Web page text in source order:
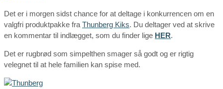
Det er i morgen sidst chance for at deltage i konkurrencen om en
valgfri produktpakke fra Thunberg Kiks. Du deltager ved at skrive
en kommentar til indlægget, som du finder lige HER.
Det er rugbrød som simpelthen smager så godt og er rigtig
velegnet til at hele familien kan spise med.